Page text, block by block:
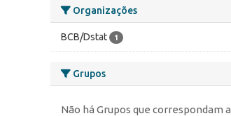
Organizações
BCB/Dstat 1
Grupos
Não há Grupos que correspondam a